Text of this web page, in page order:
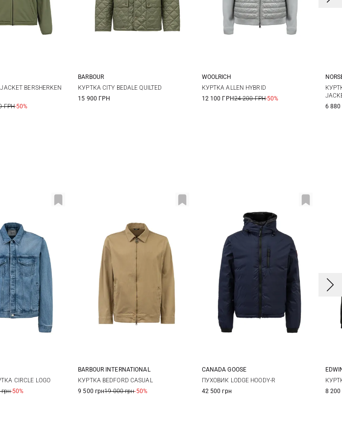
L XL
BERSHERKEN
ГРН-50%
S M L
BARBOUR
КУРТКА CITY BEDALE QUILTED
15 900 ГРН
M L
WOOLRICH
КУРТКА ALLEN HYBRID
12 100 ГРН24 200 ГРН-50%
M
6
L
CIRCLE LOGO
-50%
M L XL
BARBOUR INTERNATIONAL
КУРТКА BEDFORD CASUAL
9 500 грн19 000 грн-50%
S M L
CANADA GOOSE
ПУХОВИК LODGE HOODY-R
42 500 грн
S
8 200